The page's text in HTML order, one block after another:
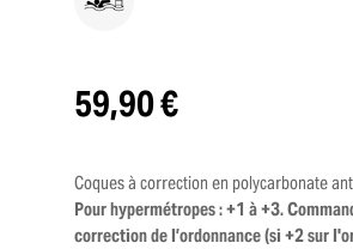
59,90 €
Coques à correction en polycarbonate
Pour hypermétropes : +1 à +3.
correction de l’ordonnance (si +2 sur